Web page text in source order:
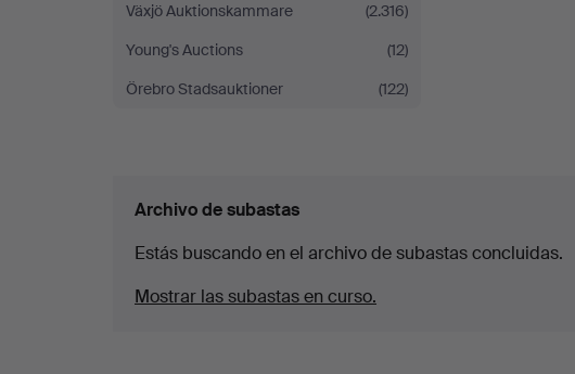
Växjö Auktionskammare
(2.316)
Young's Auctions
(12)
Örebro Stadsauktioner
(122)
Archivo de subastas
Estás buscando en el archivo de subastas concluidas.
Mostrar las subastas en curso.